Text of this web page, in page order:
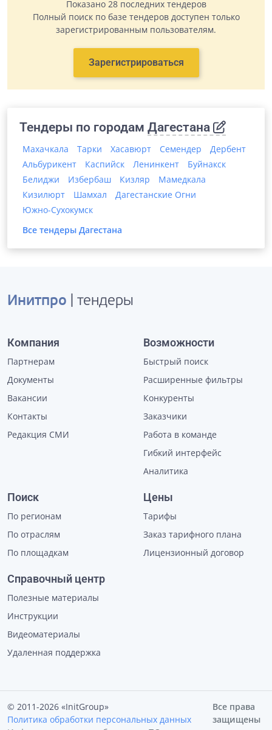
Показано 28 последних тендеров
Полный поиск по базе тендеров доступен только
зарегистрированным пользователям.
Зарегистрироваться
Тендеры по городам Дагестана
Махачкала Тарки Хасавюрт Семендер
Дербент
Альбурикент
Каспийск Ленинкент
Буйнакск
Белиджи
Избербаш Кизляр
Мамедкала
Кизилюрт
Шамхал
Дагестанские Огни
Южно-Сухокумск
Все тендеры Дагестана
Инитпро | тендеры
Компания
Партнерам
Документы
Вакансии
Контакты
Редакция СМИ
Возможности
Быстрый поиск
Расширенные фильтры
Конкуренты
Заказчики
Работа в команде
Гибкий интерфейс
Аналитика
Поиск
По регионам
По отраслям
По площадкам
Цены
Тарифы
Заказ тарифного плана
Лицензионный договор
Справочный центр
Полезные материалы
Инструкции
Видеоматериалы
Удаленная поддержка
© 2011-2026 «InitGroup»
Политика обработки персональных данных
Все права
защищены